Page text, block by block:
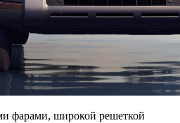
фарами, широкой решеткой